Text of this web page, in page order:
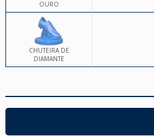
OURO
CHUTEIRA DE
DIAMANTE